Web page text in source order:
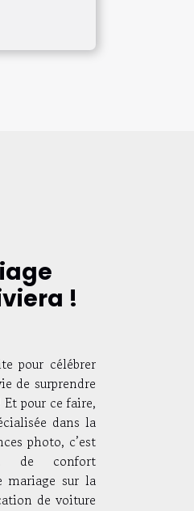
!
pour célébrer
de surprendre
pour ce faire,
dans la
photo, c’est
de confort
mariage sur la
de voiture